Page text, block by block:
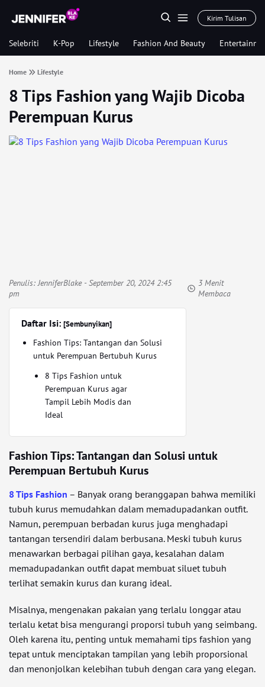
Kirim Tulisan
Selebriti K-Pop Lifestyle Fashion And Beauty
Home Lifestyle
8 Tips Fashion yang Wajib Dicoba
Perempuan Kurus
Penulis:JenniferBlake- September 20, 2024 2:45
pm
3 Menit
Membaca
Daftar Isi: [Sembunyikan]
Fashion Tips: Tantangan dan Solusi
untuk Perempuan Bertubuh Kurus
8 Tips Fashion untuk
Perempuan Kurus agar
Tampil Lebih Modis dan
Ideal
Fashion Tips: Tantangan dan Solusi untuk
Perempuan Bertubuh Kurus
8 Tips Fashion – Banyak orang beranggapan bahwa memiliki
tubuh kurus memudahkan dalam memadupadankan outfit.
Namun, perempuan berbadan kurus juga menghadapi
tantangan tersendiri dalam berbusana. Meski tubuh kurus
menawarkan berbagai pilihan gaya, kesalahan dalam
memadupadankan outfit dapat membuat siluet tubuh
terlihat semakin kurus dan kurang ideal.
Misalnya, mengenakan pakaian yang terlalu longgar atau
terlalu ketat bisa mengurangi proporsi tubuh yang seimbang.
Oleh karena itu, penting untuk memahami tips fashion yang
tepat untuk menciptakan tampilan yang lebih proporsional
dan menonjolkan kelebihan tubuh dengan cara yang elegan.